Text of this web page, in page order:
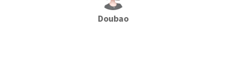
Doubao